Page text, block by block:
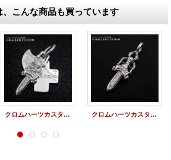
こんな商品も買っています
クロムハーツカスタム スリートリンケッツ ダイヤ クロムハーツカスタム ダブルダガー ペンダント ダイヤ